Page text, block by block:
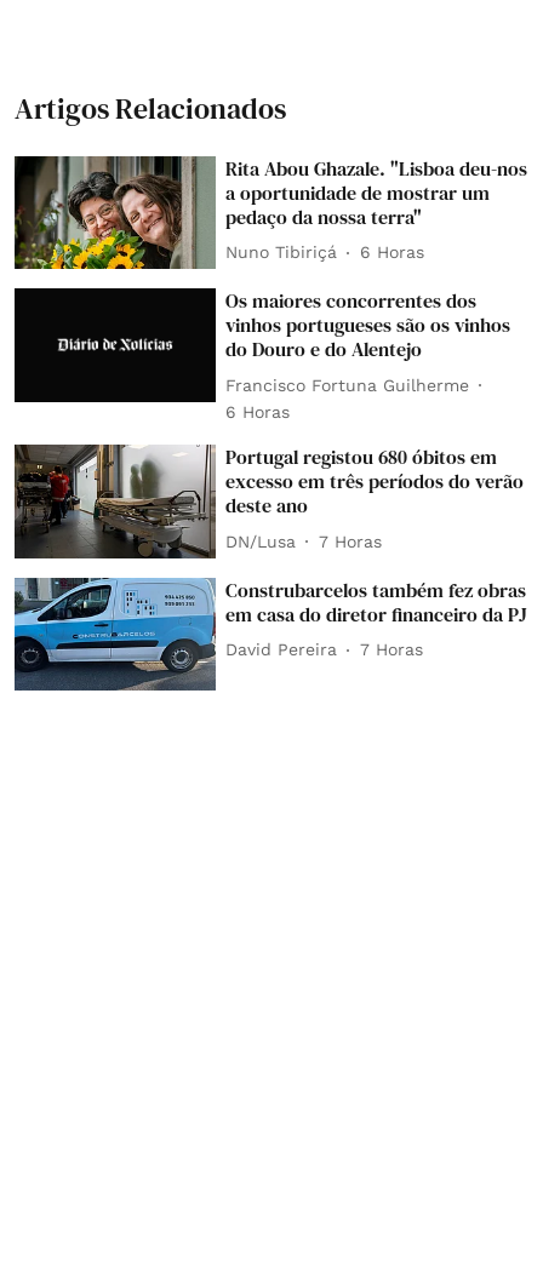
Artigos Relacionados
Rita Abou Ghazale. "Lisboa deu-nos
a oportunidade de mostrar um
pedaço da nossa terra"
Nuno Tibiriçá 6 Horas
Os maiores concorrentes dos
vinhos portugueses são os vinhos
do Douro e do Alentejo
Francisco Fortuna Guilherme
6 Horas
Portugal registou 680 óbitos em
excesso em três períodos do verão
deste ano
DN/Lusa 7 Horas
Construbarcelos também fez obras
em casa do diretor financeiro da PJ
David Pereira 7 Horas